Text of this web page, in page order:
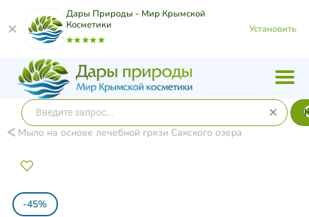
Дары Природы - Мир Крымской
Косметики
Установить
Мыло на основе лечебной грязи Сакского озера
-45%